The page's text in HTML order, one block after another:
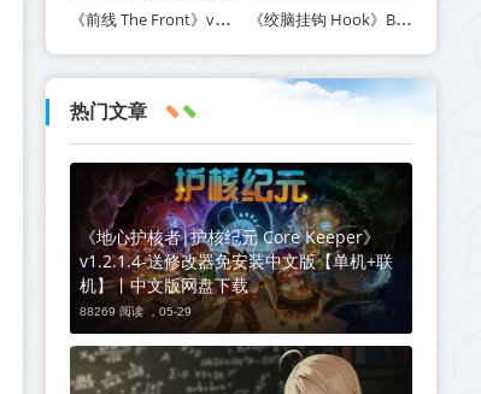
《前线 The Front》v1.5.7丨中文版网盘下载 《绞脑挂钩 Hook》Build.21678887-免安装中文版丨中文版网盘下载
热门文章
《地心护核者|护核纪元 Core Keeper》
v1.2.1.4-送修改器免安装中文版【单机+联
机】丨中文版网盘下载
88269 阅读 ， 05-29